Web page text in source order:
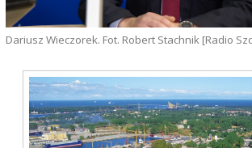
Dariusz Wieczorek. Fot. Robert Stachnik [Radio